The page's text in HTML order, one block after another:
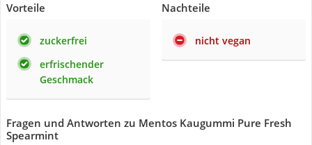
Vorteile
zuckerfrei
erfrischender
Geschmack
Nachteile
nicht vegan
Fragen und Antworten zu Mentos Kaugummi Pure Fresh
Spearmint